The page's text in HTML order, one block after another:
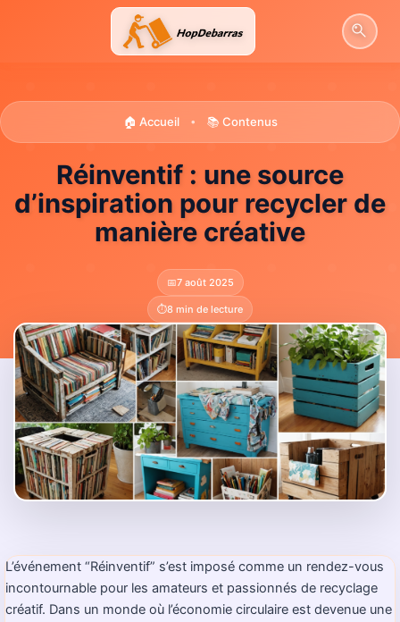
🏠 Accueil • 📚 Contenus
Réinventif : une source
d’inspiration pour recycler de
manière créative
📅7 août 2025
⏱️8 min de lecture
L’événement “Réinventif” s’est imposé comme un rendez-vous
incontournable pour les amateurs et passionnés de recyclage
créatif. Dans un monde où l’économie circulaire est devenue une